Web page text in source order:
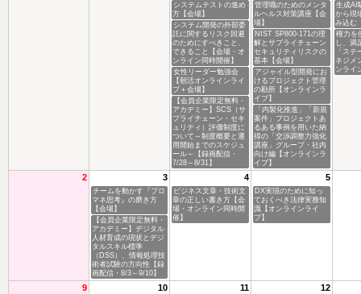
2 3 4 5
9 10 11 12
システムテストの進め
方【会場】
管理職のためのメンタ
ルヘルス対策講座【会
場】
生成AI
から現
み込む
システム開発の外部委
託に関するリスク回避
のためにすべきこと、
できること【会場・オ
ンライン同時開催】
NIST SP800-171の理
解とサプライチェーン
セキュリティリスクの
基本【会場】
権力を
し、満
「ス
ネジメ
ンライ
女性リーダー勉強会
【朝活オンラインライ
ブ＋会場】
アジャイル型開発にお
けるプロジェクト管理
の勘所【オンラインラ
イブ】
【会員企業限定無料・
アカデミー】SCS（サ
プライチェーン・セキ
ュリティ）評価制度に
ついて～制度概要と運
用開始までのスケジュ
ール～【録画配信・
7/28～8/31】
「内製化推進」「新規
案件」プロジェクトあ
るある事例を用いた納
得の「交渉調整力強化
講座」グループ・社内
向け編【オンラインラ
イブ】
チームを動かす『プロ
マネ思考』の磨き方
【会場】
ビジネス文章・技術文
章の正しい書き方【会
場・オンライン同時開
催】
DX実現のために知っ
ておくべき法律実務知
識【オンラインライ
ブ】
【会員企業限定無料・
アカデミー】デジタル
人材育成の現状とデジ
タルスキル標準
（DSS）、情報処理技
術者試験の方向性【録
画配信・8/3～9/10】